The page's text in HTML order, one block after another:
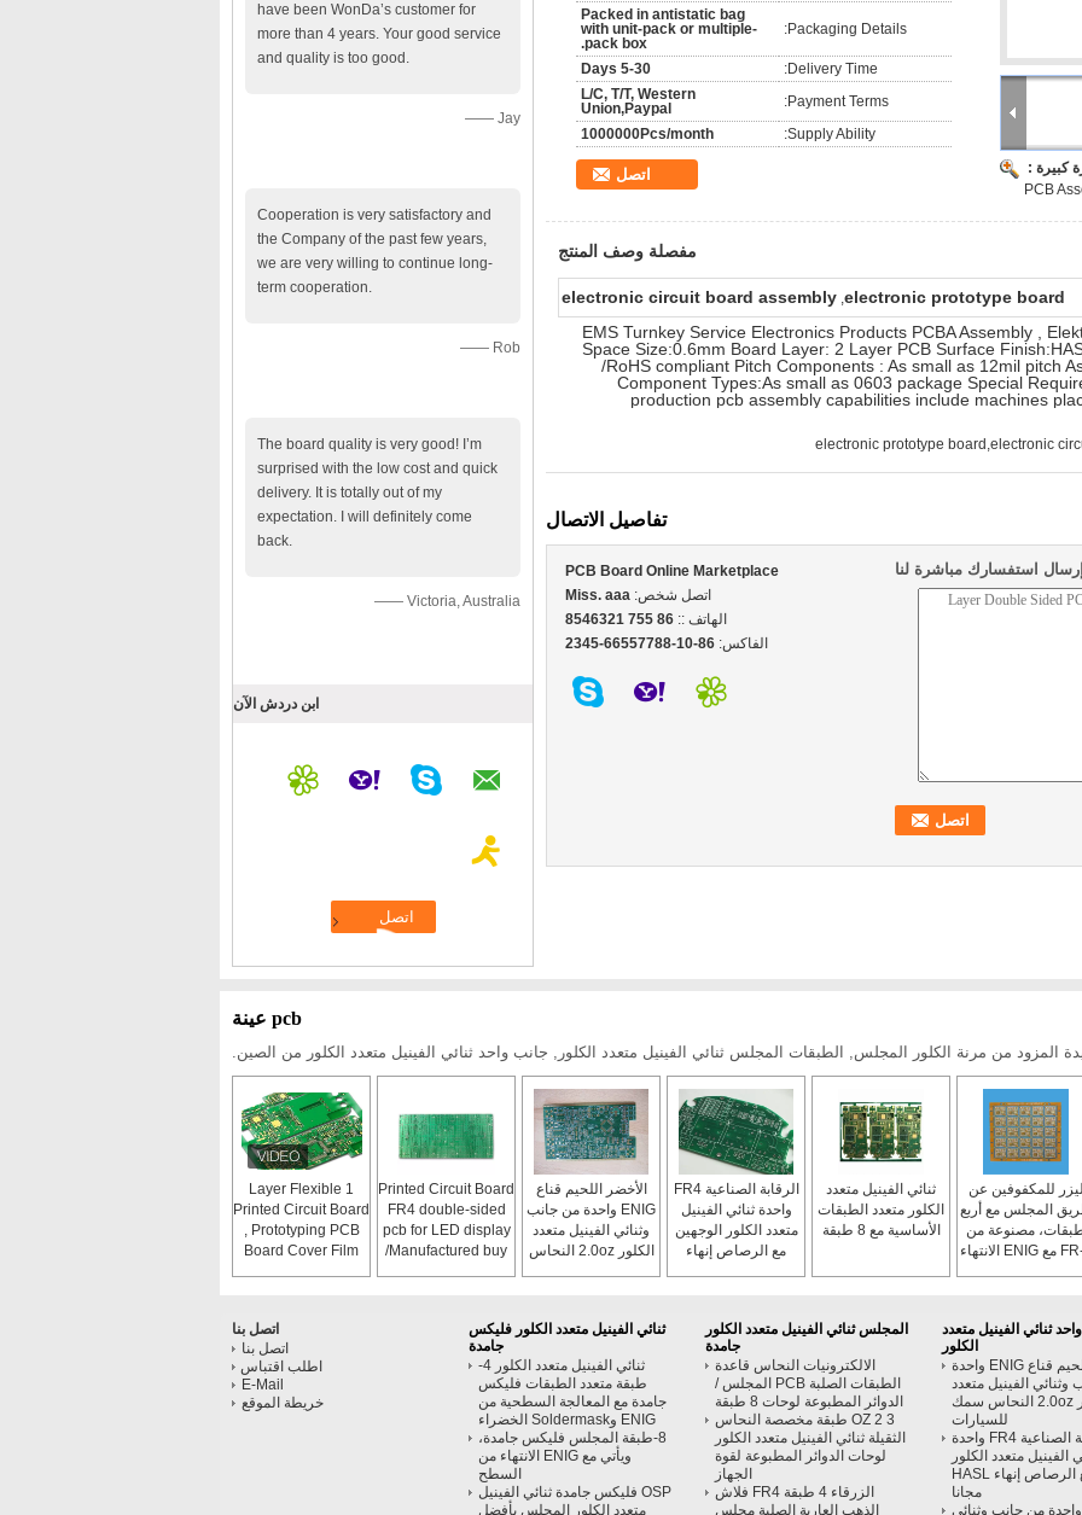
have been WonDa’s customer for
more than 4 years. Your good service
and quality is too good.
—— Jay
Cooperation is very satisfactory and
the Company of the past few years,
we are very willing to continue long-
term cooperation.
—— Rob
The board quality is very good! I’m
surprised with the low cost and quick
delivery. It is totally out of my
expectation. I will definitely come
back.
—— Victoria, Australia
ابن دردش الآن
كبيرة :
PCB
Packaging Details:
Packed in antistatic bag
with unit-pack or multiple-
pack box.
Delivery Time:
5-30 Days
Payment Terms:
L/C, T/T, Western
Union,Paypal
Supply Ability:
1000000Pcs/month
اتصل
مفصلة وصف المنتج
electronic prototype board
,
electronic circuit board assembly
EMS Turnkey Service Electronics Products PCBA Assembly ,
Space Size:0.6mm Board Layer: 2 Layer PCB Surface
/RoHS compliant Pitch Components : As small as 12mil pitch
Component Types:As small as 0603 package Special
production pcb assembly capabilities include machines
electronic prototype board,electronic
تفاصيل الاتصال
PCB Board Online Marketplace
اتصل شخص: Miss. aaa
الهاتف :: 86 755 8546321
الفاكس: 86-10-66557788-2345
إرسال استفسارك مباشرة لنا
pcb عينة
المزود من مرنة الكلور المجلس, الطبقات المجلس ثنائي الفينيل متعدد الكلور, جانب واحد ثنائي الفينيل متعدد الكلور من الصين.
1 Layer Flexible
Printed Circuit Board
, Prototyping PCB
Board Cover Film
Printed Circuit Board
FR4 double-sided
pcb for LED display
/Manufactured buy
الأخضر اللحيم قناع
ENIG واحدة من جانب
وثنائي الفينيل متعدد
الكلور 2.0oz النحاس
الرقابة الصناعية FR4
واحدة ثنائي الفينيل
متعدد الكلور الوجهين
مع الرصاص إنهاء
ثنائي الفينيل متعدد
الكلور متعدد الطبقات
الأساسية مع 8 طبقة
ليزر للمكفوفين عن
المجلس مع أربع
مصنوعة من
FR-4 مع ENIG الانتهاء
ثنائي الفينيل متعدد
الكلور
الأخضر اللحيم قناع ENIG واحدة
وثنائي الفينيل متعدد
الكلور 2.0oz النحاس سمك
للسيارات
الرقابة الصناعية FR4 واحدة
الفينيل متعدد الكلور
الوجهين مع الرصاص إنهاء HASL
مجانا
ENIG واحدة من جانب وثنائي
المجلس ثنائي الفينيل متعدد الكلور
جامدة
الالكترونيات النحاس قاعدة
الطبقات الصلبة PCB المجلس /
الدوائر المطبوعة لوحات 8 طبقة
3 OZ 2 طبقة مخصصة النحاس
الثقيلة ثنائي الفينيل متعدد الكلور
لوحات الدوائر المطبوعة لقوة
الجهاز
الزرقاء 4 طبقة FR4 فلاش
الذهب العارية الصلبة مجلس
ثنائي الفينيل متعدد الكلور فليكس
جامدة
ثنائي الفينيل متعدد الكلور 4-
طبقة متعدد الطبقات فليكس
جامدة مع المعالجة السطحية من
ENIG وSoldermask الخضراء
8-طبقة المجلس فليكس جامدة،
ويأتي مع ENIG الانتهاء من
السطح
OSP فليكس جامدة ثنائي الفينيل
متعدد الكلور المجلس بأفضل
اتصل بنا
اتصل بنا
اطلب اقتباس
E-Mail
خريطة الموقع